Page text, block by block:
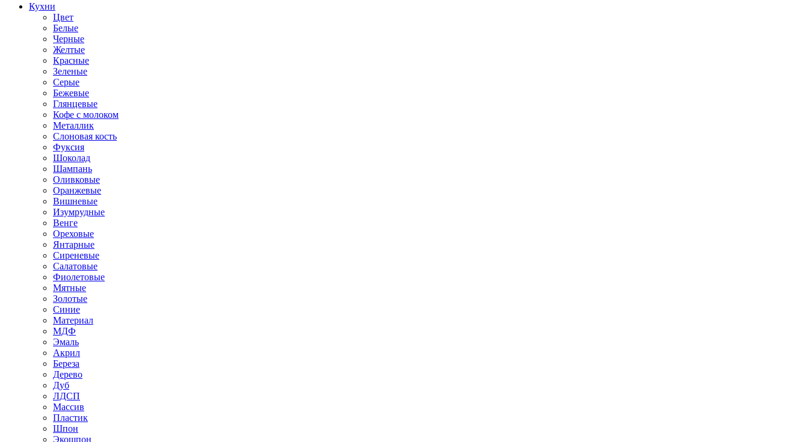
Кухни
Цвет
Белые
Черные
Желтые
Красные
Зеленые
Серые
Бежевые
Глянцевые
Кофе с молоком
Металлик
Слоновая кость
Фуксия
Шоколад
Шампань
Оливковые
Оранжевые
Вишневые
Изумрудные
Венге
Ореховые
Янтарные
Сиреневые
Салатовые
Фиолетовые
Мятные
Золотые
Синие
Материал
МДФ
Эмаль
Акрил
Береза
Дерево
Дуб
ЛДСП
Массив
Пластик
Шпон
Экошпон